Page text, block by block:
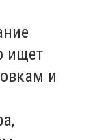
ищет
и